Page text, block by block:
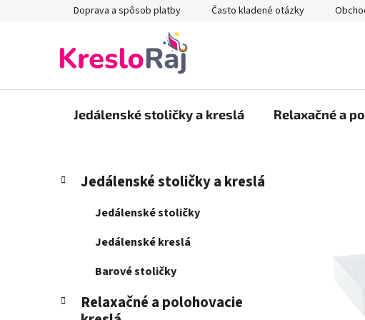
Doprava a spôsob platby Často kladené otázky
Jedálenské stoličky a kreslá Relaxačné a
B
n
Preskočiť
kategórie
K
a
e
Jedálenské stoličky a kreslá
Jedálenské stoličky
Jedálenské kreslá
Barové stoličky
Relaxačné a polohovacie